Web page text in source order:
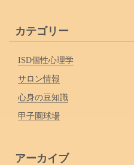
カテゴリー
ISD個性心理学
サロン情報
心身の豆知識
甲子園球場
アーカイブ